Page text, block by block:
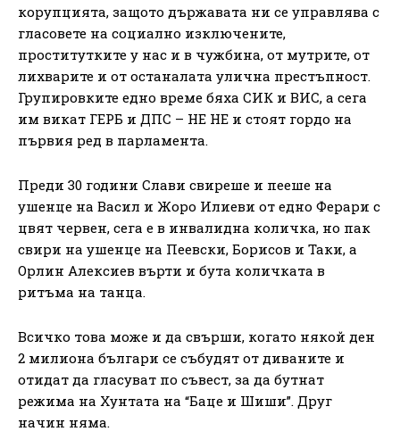
корупцията, защото държавата ни се управлява с
гласовете на социално изключените,
проститутките у нас и в чужбина, от мутрите, от
лихварите и от останалата улична престъпност.
Групировките едно време бяха СИК и ВИС, а сега
им викат ГЕРБ и ДПС – НЕ НЕ и стоят гордо на
първия ред в парламента.
Преди 30 години Слави свиреше и пееше на
ушенце на Васил и Жоро Илиеви от едно Ферари с
цвят червен, сега е в инвалидна количка, но пак
свири на ушенце на Пеевски, Борисов и Таки, а
Орлин Алексиев върти и бута количката в
ритъма на танца.
Всичко това може и да свърши, когато някой ден
2 милиона българи се събудят от диваните и
отидат да гласуват по съвест, за да бутнат
режима на Хунтата на “Баце и Шиши”. Друг
начин няма.